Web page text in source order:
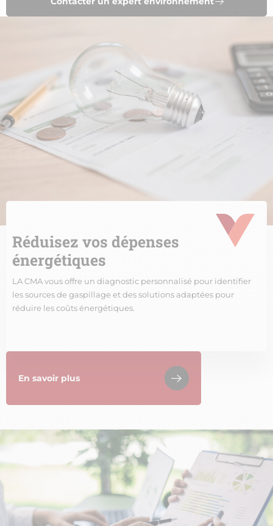
Réduisez vos dépenses
énergétiques
LA CMA vous offre un diagnostic personnalisé pour identifier
les sources de gaspillage et des solutions adaptées pour
réduire les coûts énergétiques.
En savoir plus